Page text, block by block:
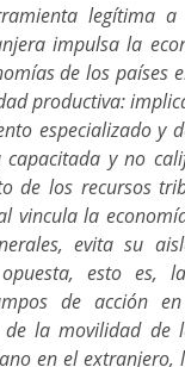
legítima
impulsa la
de los países
productiva:
especializado y
y no
de los recursos
vincula la
evita su
esto es,
de acción
la movilidad de
en el extranjero,